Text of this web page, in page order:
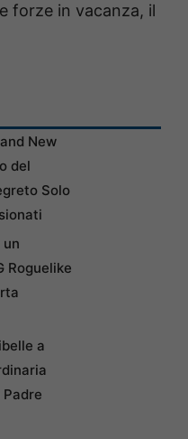
forze in vacanza, il
New
del
Solo
Roguelike
a